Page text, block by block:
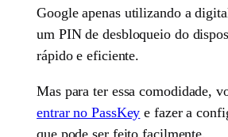
Google apenas utilizando a
um PIN de desbloqueio do
rápido e eficiente.
Mas para ter essa comodidade,
entrar no PassKey e fazer a
que pode ser feito facilmente.